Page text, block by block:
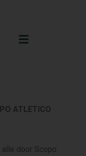
ATLETICO
alle door Scopo